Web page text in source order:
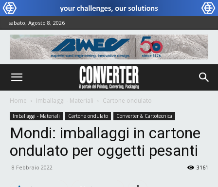
sabato, Agosto 8, 2026
Home Imballaggi - Materiali Cartone ondulato
Imballaggi - Materiali Cartone ondulato Converter & Cartotecnica
Mondi: imballaggi in cartone
ondulato per oggetti pesanti
8 Febbraio 2022 3161